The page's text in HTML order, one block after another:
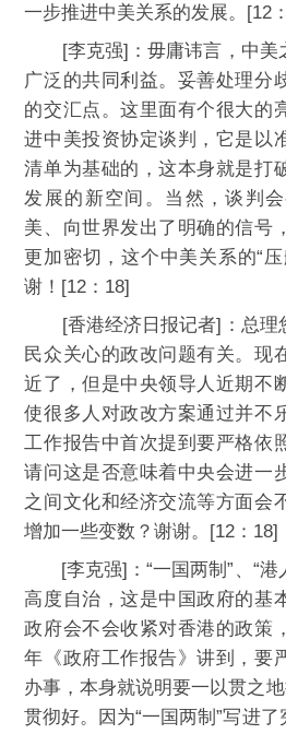
一步推进中美关系的发展。[12
[李克强]：毋庸讳言，中美
广泛的共同利益。妥善处理分
的交汇点。这里面有个很大的
进中美投资协定谈判，它是以
清单为基础的，这本身就是打
发展的新空间。当然，谈判
美、向世界发出了明确的信号
更加密切，这个中美关系的“
谢！[12：18]
[香港经济日报记者]：总理
民众关心的政改问题有关。现
近了，但是中央领导人近期不
使很多人对政改方案通过并不
工作报告中首次提到要严格依
请问这是否意味着中央会进一
之间文化和经济交流等方面会
增加一些变数？谢谢。[12：18]
[李克强]：“一国两制”、“港人
高度自治，这是中国政府的基
政府会不会收紧对香港的政策
年《政府工作报告》讲到，要
办事，本身就说明要一以贯之地
贯彻好。因为“一国两制”写进